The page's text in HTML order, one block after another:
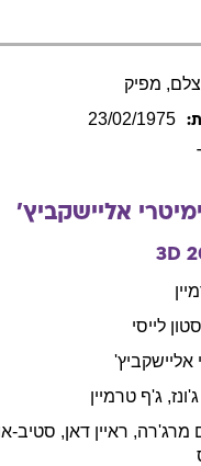
צלם, מפיק
23/02/1975
אליישקביץ'
לייסי
אליישקביץ'
ג'ונז, ג'ף טרמיין
מרג'רה, ראיין דאן, סטיב-